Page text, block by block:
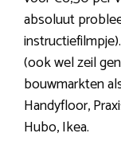
absoluut
(ook wel zeil
bouwmarkten
Handyfloor,
Hubo, Ikea.